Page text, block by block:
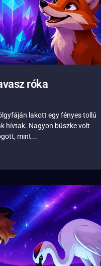
róka
lakott egy fényes tollú
hívtak. Nagyon büszke volt
mint...